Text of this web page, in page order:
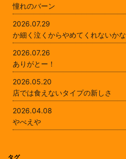
憧れのバーン
2026.07.29
か細く泣くからやめてくれないかな
2026.07.26
ありがとー！
2026.05.20
店では食えないタイプの新しさ
2026.04.08
やべえや
タグ